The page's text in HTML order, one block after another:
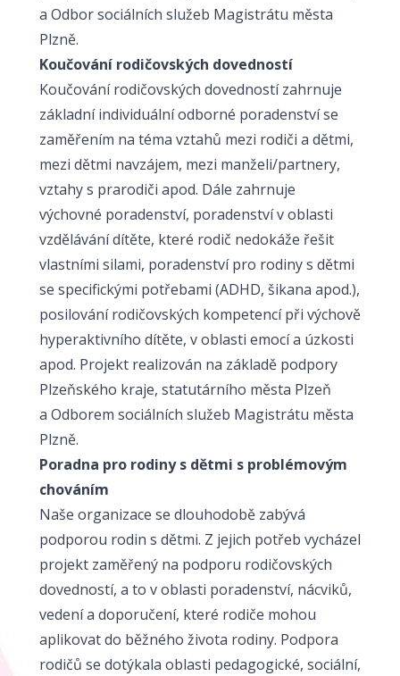
a Odbor sociálních služeb Magistrátu města
Plzně.
Koučování rodičovských dovedností
Koučování rodičovských dovedností zahrnuje
základní individuální odborné poradenství se
zaměřením na téma vztahů mezi rodiči a dětmi,
mezi dětmi navzájem, mezi manželi/partnery,
vztahy s prarodiči apod. Dále zahrnuje
výchovné poradenství, poradenství v oblasti
vzdělávání dítěte, které rodič nedokáže řešit
vlastními silami, poradenství pro rodiny s dětmi
se specifickými potřebami (ADHD, šikana apod.),
posilování rodičovských kompetencí při výchově
hyperaktivního dítěte, v oblasti emocí a úzkosti
apod. Projekt realizován na základě podpory
Plzeňského kraje, statutárního města Plzeň
a Odborem sociálních služeb Magistrátu města
Plzně.
Poradna pro rodiny s dětmi s problémovým
chováním
Naše organizace se dlouhodobě zabývá
podporou rodin s dětmi. Z jejich potřeb vycházel
projekt zaměřený na podporu rodičovských
dovedností, a to v oblasti poradenství, nácviků,
vedení a doporučení, které rodiče mohou
aplikovat do běžného života rodiny. Podpora
rodičů se dotýkala oblasti pedagogické, sociální,